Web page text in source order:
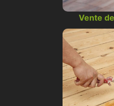
Vente